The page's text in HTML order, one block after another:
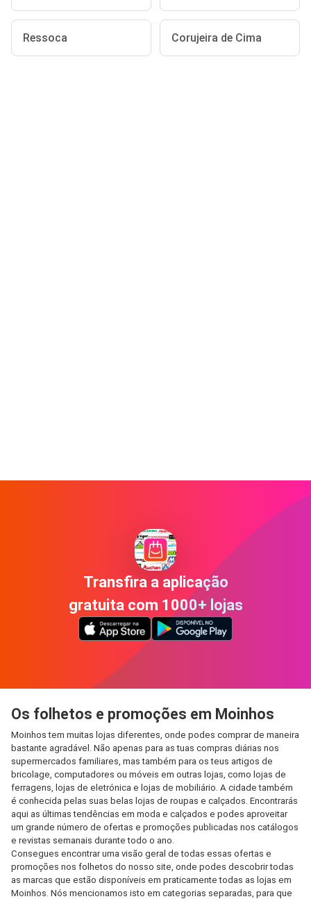
Ressoca Corujeira de Cima
Transfira a aplicação
gratuita com 1000+ lojas
Os folhetos e promoções em Moinhos
Moinhos tem muitas lojas diferentes, onde podes comprar de maneira
bastante agradável. Não apenas para as tuas compras diárias nos
supermercados familiares, mas também para os teus artigos de
bricolage, computadores ou móveis em outras lojas, como lojas de
ferragens, lojas de eletrónica e lojas de mobiliário. A cidade também
é conhecida pelas suas belas lojas de roupas e calçados. Encontrarás
aqui as últimas tendências em moda e calçados e podes aproveitar
um grande número de ofertas e promoções publicadas nos catálogos
e revistas semanais durante todo o ano.
Consegues encontrar uma visão geral de todas essas ofertas e
promoções nos folhetos do nosso site, onde podes descobrir todas
as marcas que estão disponíveis em praticamente todas as lojas em
Moinhos. Nós mencionamos isto em categorias separadas, para que